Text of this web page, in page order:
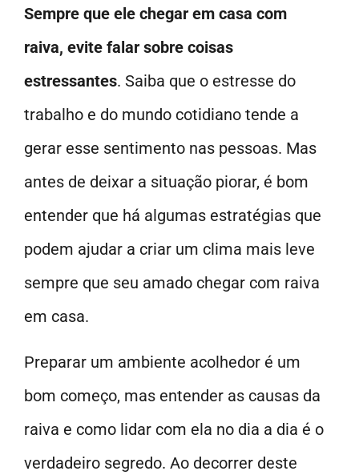
Sempre que ele chegar em casa com
raiva, evite falar sobre coisas
estressantes. Saiba que o estresse do
trabalho e do mundo cotidiano tende a
gerar esse sentimento nas pessoas. Mas
antes de deixar a situação piorar, é bom
entender que há algumas estratégias que
podem ajudar a criar um clima mais leve
sempre que seu amado chegar com raiva
em casa.
Preparar um ambiente acolhedor é um
bom começo, mas entender as causas da
raiva e como lidar com ela no dia a dia é o
verdadeiro segredo. Ao decorrer deste